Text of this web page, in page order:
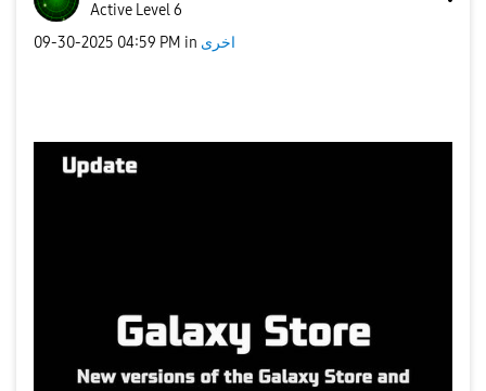
Active Level 6
‎09-30-2025 04:59 PM in اخرى